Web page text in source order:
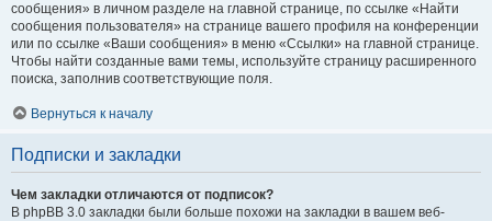
сообщения» в личном разделе на главной странице, по ссылке «Найти
сообщения пользователя» на странице вашего профиля на конференции
или по ссылке «Ваши сообщения» в меню «Ссылки» на главной странице.
Чтобы найти созданные вами темы, используйте страницу расширенного
поиска, заполнив соответствующие поля.
Вернуться к началу
Подписки и закладки
Чем закладки отличаются от подписок?
В phpBB 3.0 закладки были больше похожи на закладки в вашем веб-